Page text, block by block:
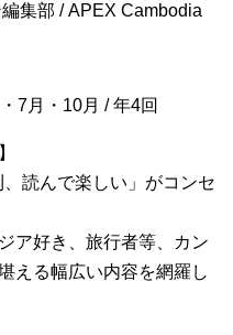
集部 / APEX Cambodia
7月・10月 / 年4回
読んで楽しい」がコンセ
ア好き、旅行者等、カン
える幅広い内容を網羅し